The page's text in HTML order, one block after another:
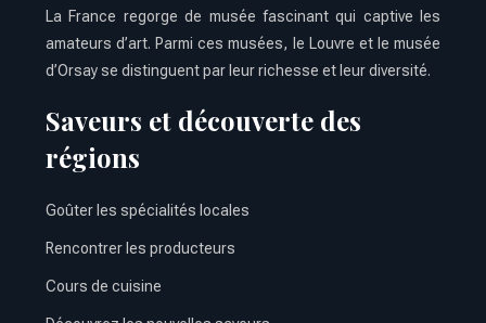
La France regorge de musée fascinant qui captive les
amateurs d’art. Parmi ces musées, le Louvre et le musée
d’Orsay se distinguent par leur richesse et leur diversité.
Saveurs et découverte des
régions
Goûter les spécialités locales
Rencontrer les producteurs
Cours de cuisine